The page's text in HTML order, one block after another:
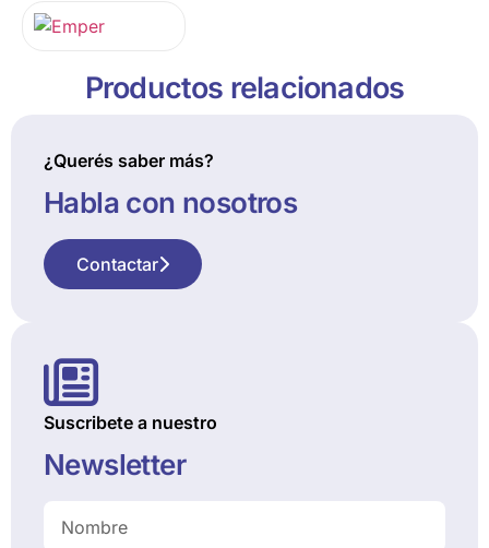
Productos relacionados
¿Querés saber más?
Habla con nosotros
Contactar
Suscribete a nuestro
Newsletter